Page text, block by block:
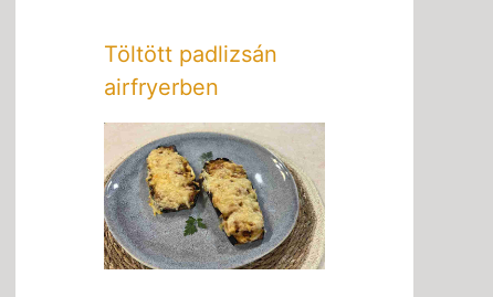
Töltött padlizsán
airfryerben